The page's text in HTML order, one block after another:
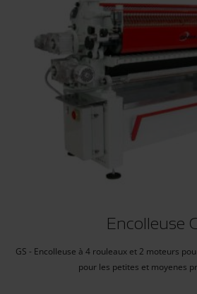
Encolleuse
GS - Encolleuse à 4 rouleaux et 2 moteurs
pour les petites et moyenes